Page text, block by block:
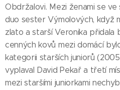
Obdržalovi. Mezi ženami se
duo sester Výmolových, když
zlato a starší Veronika přidala
cenných kovů mezi domácí
kategorii starších juniorů
vyplaval David Pekař a třetí
mezi staršími juniorkami